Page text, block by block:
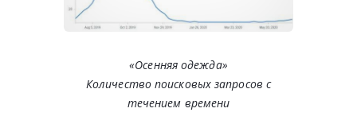
«Осенняя одежда»
Количество поисковых запросов с
течением времени